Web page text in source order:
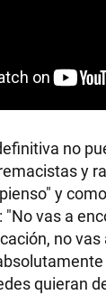
no
y
y
vas a
no
quieran